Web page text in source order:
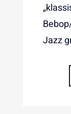
Jazz